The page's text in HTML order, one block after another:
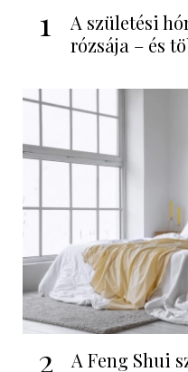
1
A születési
rózsája – és
2
A Feng Shui